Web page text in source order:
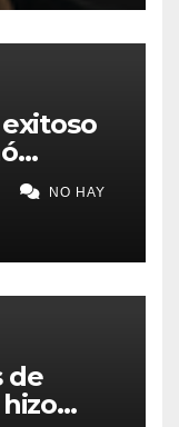
la
sueño
NO HAY
de